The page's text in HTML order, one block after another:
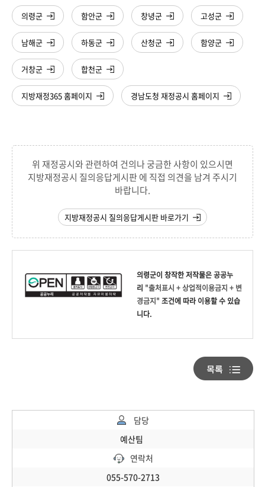
의령군 함안군 창녕군 고성군
남해군 하동군 산청군 함양군
거창군 합천군
지방재정365 홈페이지 경남도청 재정공시 홈페이지
위 재정공시와 관련하여 건의나 궁금한 사항이 있으시면
지방재정공시 질의응답게시판 에 직접 의견을 남겨 주시기
바랍니다.
지방재정공시 질의응답게시판 바로가기
의령군이 창작한저작물은 공공누
리 "출처표시 + 상업적이용금지 + 변
경금지" 조건에 따라 이용할 수 있습
니다.
담당
예산팀
연락처
055-570-2713